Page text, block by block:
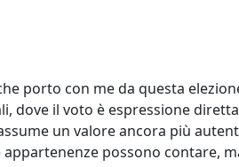
porto con me da questa
dove il voto è espressione
un valore ancora più
possono contare,